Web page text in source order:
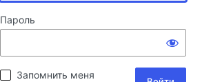
Пароль
Запомнить меня